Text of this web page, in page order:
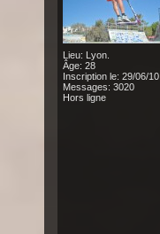
Lieu: Lyon.
Âge: 28
Inscription le: 29/06/10
Messages: 3020
Hors ligne